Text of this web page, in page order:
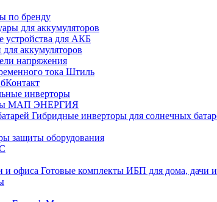
по бренду
для аккумуляторов
устройства для АКБ
аккумуляторов
напряжения
тока Штиль
инверторы
МАП ЭНЕРГИЯ
Гибридные инверторы для солнечных
защиты оборудования
Готовые комплекты ИБП для дома, дачи